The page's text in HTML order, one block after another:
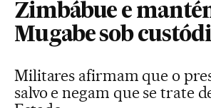
Zimbábue e
Mugabe sob
Militares afirmam que o
salvo e negam que se trate